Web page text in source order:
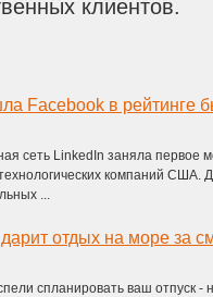
клиентов.
сеть LinkedIn заняла первое
компаний США.
...
отдых на море за
спланировать ваш отпуск -